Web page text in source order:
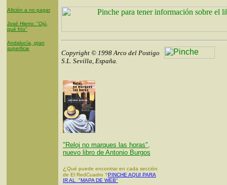
Afición a no pagar
José Hierro: "Ojú,
qué frío"
Andalucía, gran
superficie
Copyright © 1998 Arco del Postigo
S.L. Sevilla, España.
"Reloj no marques las horas",
nuevo libro de Antonio Burgos
¿ Qué puede encontrar en cada sección
de El RedCuadro ?PINCHE AQUI PARA
IR AL "MAPA DE WEB"